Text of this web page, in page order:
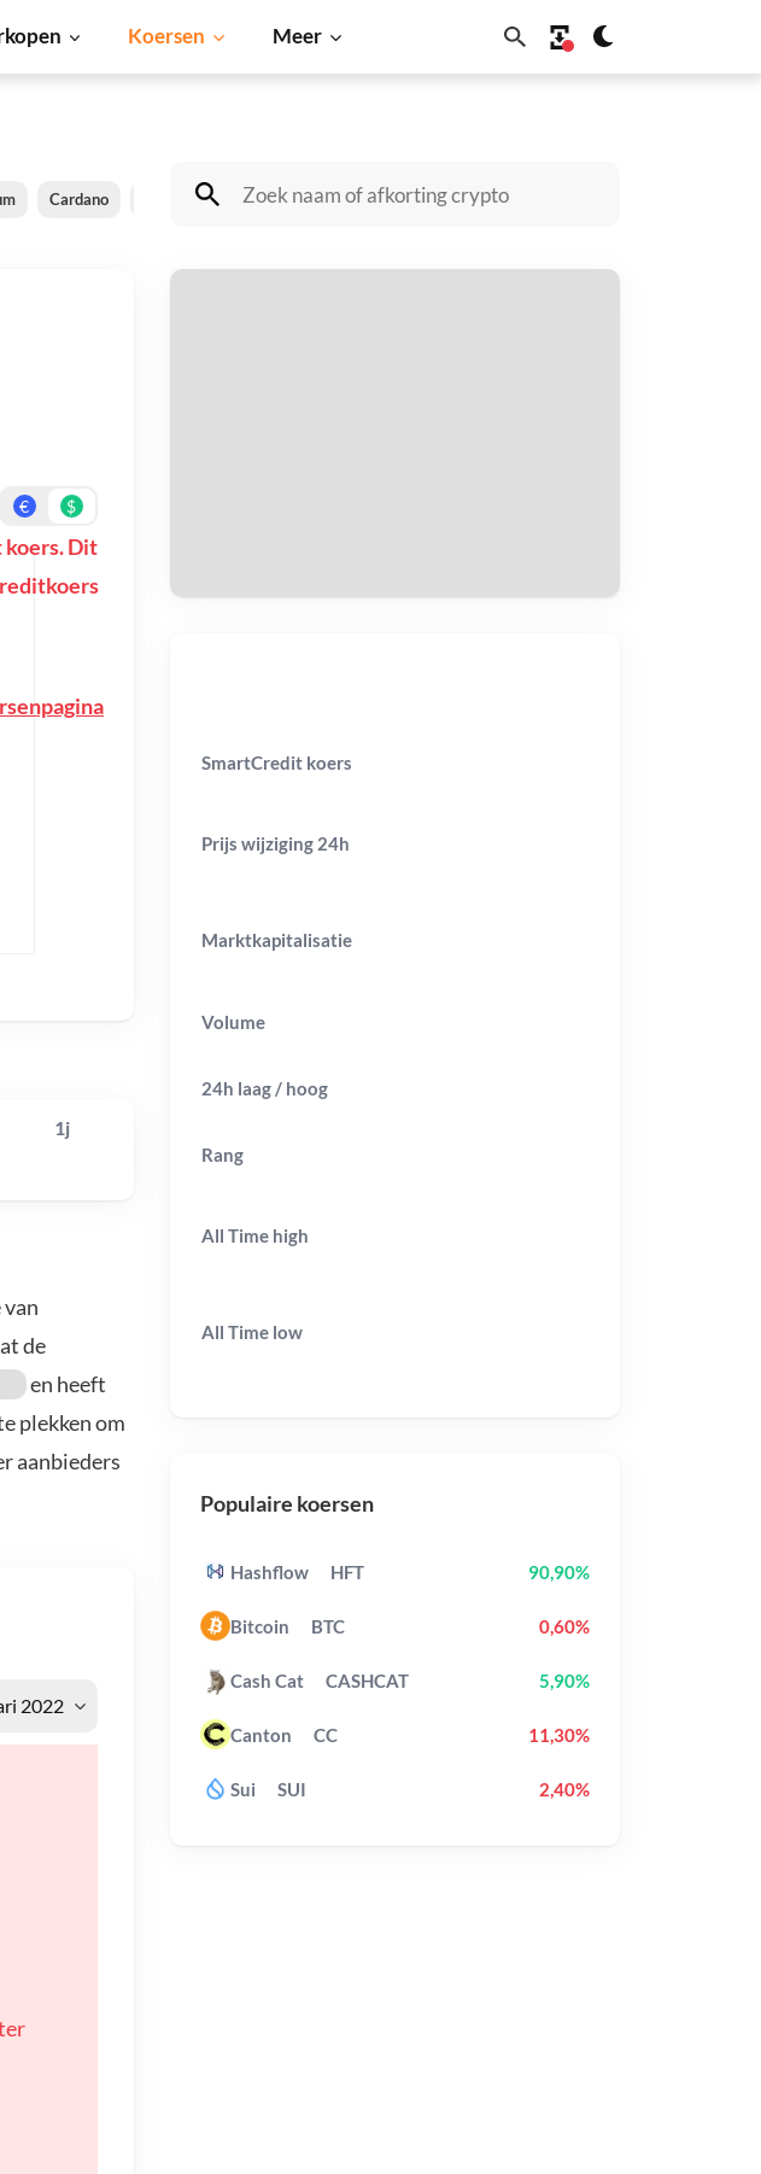
Koersen Meer
Cardano Shiba Inu Dogecoin Solana BNB
€ $
koers. Dit
1j
de
en heeft
plekken om
aanbieders
SmartCredit koers
Prijs wijziging 24h
Marktkapitalisatie
Volume
24h laag / hoog
Rang
All Time high
All Time low
Populaire koersen
Hashflow HFT 90,90%
Bitcoin BTC 0,60%
Cash Cat CASHCAT 5,90%
Canton CC 11,30%
Sui SUI 2,40%